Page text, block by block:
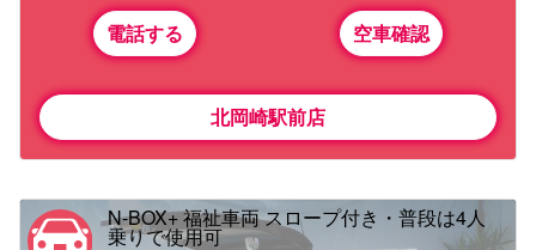
電話する 空車確認
北岡崎駅前店
N-BOX+ 福祉車両 スロープ付き・普段は4人
乗りで使用可